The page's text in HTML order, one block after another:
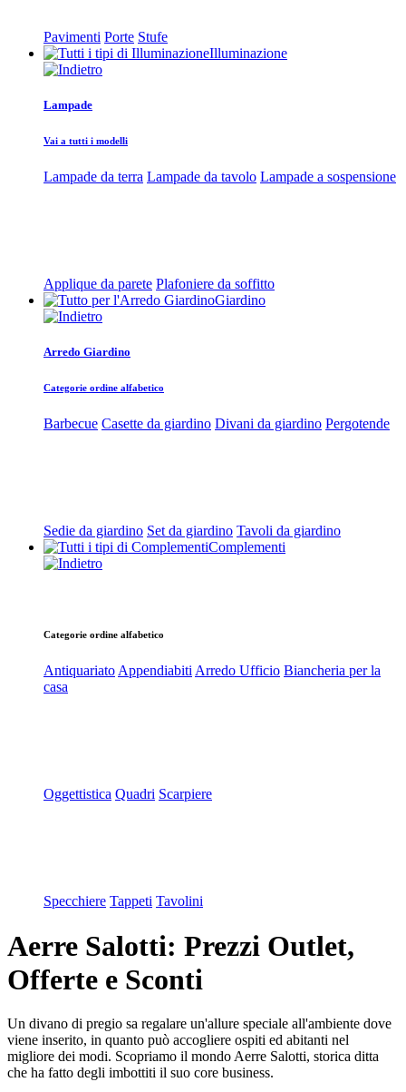
Pavimenti Porte Stufe
Illuminazione
Lampade
Vai a tutti i modelli
Lampade da terra Lampade da tavolo Lampade a sospensione
Applique da parete Plafoniere da soffitto
Giardino
Arredo Giardino
Categorie ordine alfabetico
Barbecue Casette da giardino Divani da giardino Pergotende
Sedie da giardino Set da giardino Tavoli da giardino
Complementi
Categorie ordine alfabetico
Antiquariato Appendiabiti Arredo Ufficio Biancheria per la
casa
Oggettistica Quadri Scarpiere
Specchiere Tappeti Tavolini
Aerre Salotti: Prezzi Outlet,
Offerte e Sconti
Un divano di pregio sa regalare un'allure speciale all'ambiente dove
viene inserito, in quanto può accogliere ospiti ed abitanti nel
migliore dei modi. Scopriamo il mondo Aerre Salotti, storica ditta
che ha fatto degli imbottiti il suo core business.